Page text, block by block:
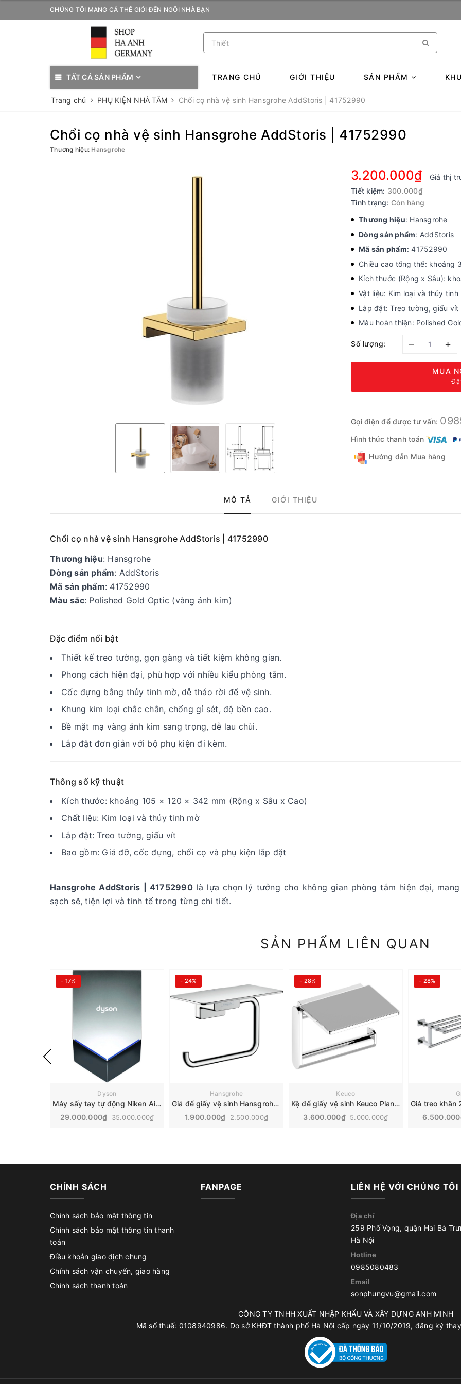
CHÚNG TÔI MANG CẢ THẾ GIỚI ĐẾN NGÔI NHÀ BẠN
TẤT CẢ SẢN PHẨM TRANG CHỦ GIỚI THIỆU SẢN PHẨM
Trang chủ PHỤ KIỆN NHÀ TẮM Chổi cọ nhà vệ sinh Hansgrohe AddStoris | 41752990
Chổi cọ nhà vệ sinh Hansgrohe AddStoris | 41752990
Thương hiệu: Hansgrohe
3.200.000₫ Giá thị
Tiết kiệm: 300.000₫
Tình trạng: Còn hàng
Thương hiệu: Hansgrohe
Dòng sản phẩm: AddStoris
Mã sản phẩm: 41752990
Chiều cao tổng thể: khoảng
Kích thước (Rộng x Sâu):
Vật liệu: Kim loại và thủy tinh
Lắp đặt: Treo tường, giấu vít
Màu hoàn thiện: Polished
Số lượng: – +
MUA
Gọi điện để được tư vấn:
Hình thức thanh toán
Hướng dẫn Mua hàng
MÔ TẢ GIỚI THIỆU
Chổi cọ nhà vệ sinh Hansgrohe AddStoris | 41752990
Thương hiệu: Hansgrohe
Dòng sản phẩm: AddStoris
Mã sản phẩm: 41752990
Màu sắc: Polished Gold Optic (vàng ánh kim)
Đặc điểm nổi bật
Thiết kế treo tường, gọn gàng và tiết kiệm không gian.
Phong cách hiện đại, phù hợp với nhiều kiểu phòng tắm.
Cốc đựng bằng thủy tinh mờ, dễ tháo rời để vệ sinh.
Khung kim loại chắc chắn, chống gỉ sét, độ bền cao.
Bề mặt mạ vàng ánh kim sang trọng, dễ lau chùi.
Lắp đặt đơn giản với bộ phụ kiện đi kèm.
Thông số kỹ thuật
Kích thước: khoảng 105 × 120 × 342 mm (Rộng x Sâu x Cao)
Chất liệu: Kim loại và thủy tinh mờ
Lắp đặt: Treo tường, giấu vít
Bao gồm: Giá đỡ, cốc đựng, chổi cọ và phụ kiện lắp đặt
Hansgrohe AddStoris | 41752990là lựa chọn lý tưởng cho không gian phòng tắm hiện đại,
sạch sẽ, tiện lợi và tinh tế trong từng chi tiết.
SẢN PHẨM LIÊN QUAN
- 17%
Dyson
Máy sấy tay tự động Niken Air Blade V | Dyson HU02 307170-01
29.000.000₫ 35.000.000₫
- 24%
Hansgrohe
Giá để giấy vệ sinh Hansgrohe AddStoris | 41772000
1.900.000₫ 2.500.000₫
- 28%
Keuco
Kệ để giấy vệ sinh Keuco Plan | 14973010000
3.600.000₫ 5.000.000₫
- 28%
CHÍNH SÁCH
Chính sách bảo mật thông tin
Chính sách bảo mật thông tin thanh
toán
Điều khoản giao dịch chung
Chính sách vận chuyển, giao hàng
Chính sách thanh toán
FANPAGE LIÊN HỆ VỚI CHÚNG TÔI
Địa chỉ
259 Phố Vọng, quận Hai Bà
Hà Nội
Hotline
0985080483
Email
sonphungvu@gmail.com
CÔNG TY TNHH XUẤT NHẬP KHẨU VÀ XÂY DỰNG ANH MINH
Mã số thuế: 0108940986. Do sở KHĐT thành phố Hà Nội cấp ngày 11/10/2019, đăng ký